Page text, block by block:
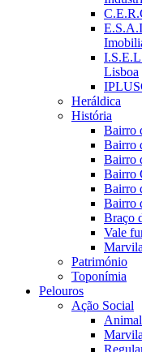
Lisboa
Heráldica
História
Bairro
Bairro
Bairro
Bairro
Bairro
Bairro
Braço
Vale
Património
Toponímia
Pelouros
Ação Social